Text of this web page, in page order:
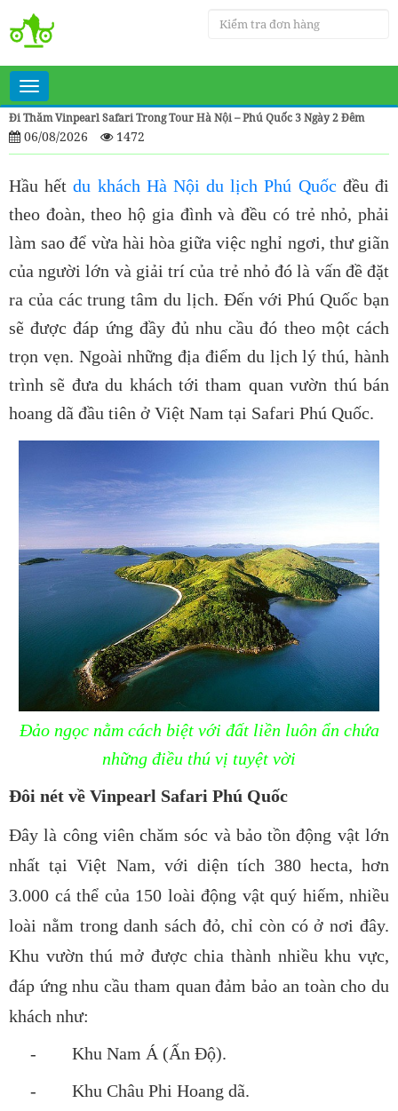
Toggle
navigation
Đi Thăm Vinpearl Safari Trong Tour Hà Nội – Phú Quốc 3 Ngày 2 Đêm
06/08/2026 1472
Hầu hếtdu khách Hà Nội du lịch Phú Quốc đều đi
theo đoàn, theo hộ gia đình và đều có trẻ nhỏ, phải
làm sao để vừa hài hòa giữa việc nghỉ ngơi, thư giãn
của người lớn và giải trí của trẻ nhỏ đó là vấn đề đặt
ra của các trung tâm du lịch. Đến với Phú Quốc bạn
sẽ được đáp ứng đầy đủ nhu cầu đó theo một cách
trọn vẹn. Ngoài những địa điểm du lịch lý thú, hành
trình sẽ đưa du khách tới tham quan vườn thú bán
hoang dã đầu tiên ở Việt Nam tại Safari Phú Quốc.
Đảo ngọc nằm cách biệt với đất liền luôn ẩn chứa
những điều thú vị tuyệt vời
Đôi nét về Vinpearl Safari Phú Quốc
Đây là công viên chăm sóc và bảo tồn động vật lớn
nhất tại Việt Nam, với diện tích 380 hecta, hơn
3.000 cá thể của 150 loài động vật quý hiếm, nhiều
loài nằm trong danh sách đỏ, chỉ còn có ở nơi đây.
Khu vườn thú mở được chia thành nhiều khu vực,
đáp ứng nhu cầu tham quan đảm bảo an toàn cho du
khách như:
-
Khu Nam Á (Ấn Độ).
-
Khu Châu Phi Hoang dã.